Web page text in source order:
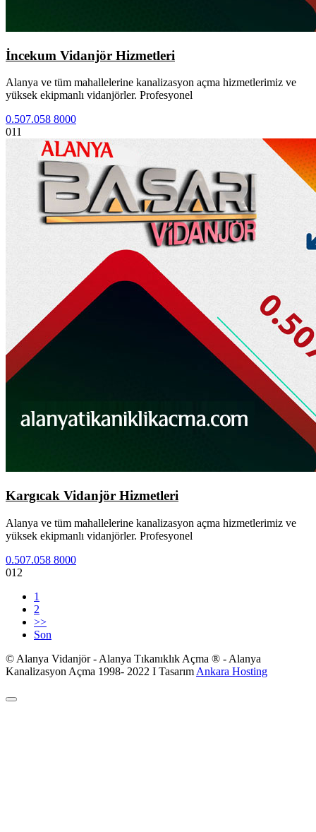
İncekum Vidanjör Hizmetleri
Alanya ve tüm mahallelerine kanalizasyon açma hizmetlerimiz ve
yüksek ekipmanlı vidanjörler. Profesyonel
0.507.058 8000
011
Kargıcak Vidanjör Hizmetleri
Alanya ve tüm mahallelerine kanalizasyon açma hizmetlerimiz ve
yüksek ekipmanlı vidanjörler. Profesyonel
0.507.058 8000
012
1
2
>>
Son
© Alanya Vidanjör - Alanya Tıkanıklık Açma ® - Alanya
Kanalizasyon Açma 1998- 2022 I Tasarım Ankara Hosting